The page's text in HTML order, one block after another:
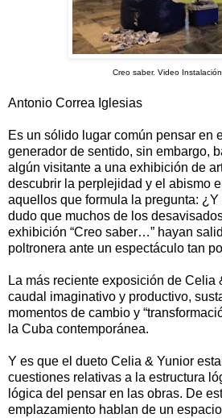
Creo saber. Video
Antonio Correa Iglesias
Es un sólido lugar común pensar en
generador de sentido, sin embargo,
algún visitante a una exhibición de
descubrir la perplejidad y el abismo
aquellos que formula la pregunta:
dudo que muchos de los
exhibición “Creo saber…” hayan
poltronera ante un espectáculo tan
La más reciente exposición de Celia
caudal imaginativo y productivo,
momentos de cambio y
la Cuba contemporánea.
Y es que el dueto Celia & Yunior
cuestiones relativas a la estructura
lógica del pensar en las obras. De
emplazamiento hablan de un